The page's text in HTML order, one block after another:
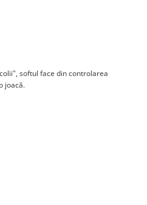
softul face din controlarea
joacă.